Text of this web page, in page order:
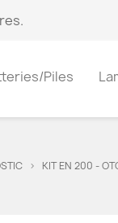
Piles
KIT EN 200 -